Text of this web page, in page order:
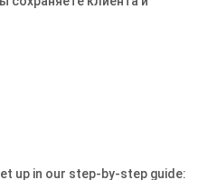
up in our step-by-step guide: